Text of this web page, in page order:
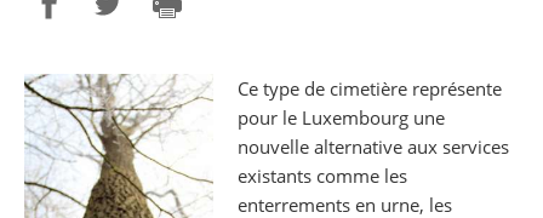
Partager sur Facebook
Partager sur Twitter
Imprimer
Ce type de cimetière représente
pour le Luxembourg une
nouvelle alternative aux services
existants comme les
enterrements en urne, les